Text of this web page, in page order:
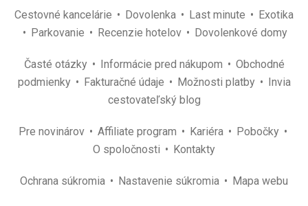
Cestovné kancelárie Dovolenka Last minute
Exotika
Parkovanie
Recenzie hotelov Dovolenkové domy
Časté otázky Informácie pred nákupom
Obchodné
podmienky
Fakturačné údaje Možnosti platby
Invia
cestovateľský blog
Pre novinárov Affiliate program Kariéra
Pobočky
O spoločnosti
Kontakty
Ochrana súkromia Nastavenie súkromia Mapa webu